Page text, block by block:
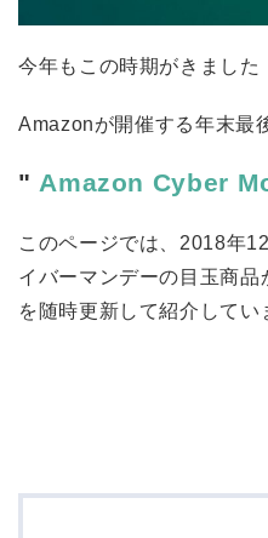
今年もこの時期がきました
Amazonが開催する年末最
" Amazon Cyber
このページでは、2018年
イバーマンデーの目玉商
を随時更新して紹介してい